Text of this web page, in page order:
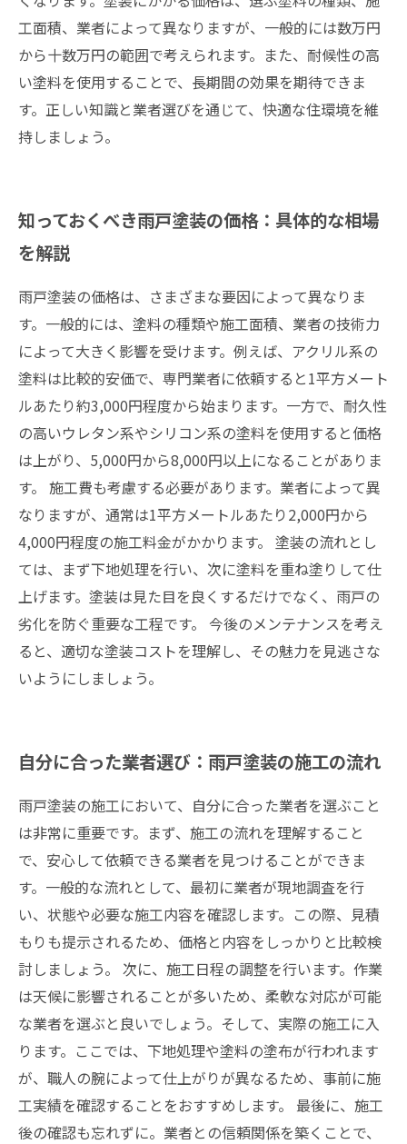
工面積、業者によって異なりますが、一般的には数万円
から十数万円の範囲で考えられます。また、耐候性の高
い塗料を使用することで、長期間の効果を期待できま
す。正しい知識と業者選びを通じて、快適な住環境を維
持しましょう。
知っておくべき雨戸塗装の価格：具体的な相場
を解説
雨戸塗装の価格は、さまざまな要因によって異なりま
す。一般的には、塗料の種類や施工面積、業者の技術力
によって大きく影響を受けます。例えば、アクリル系の
塗料は比較的安価で、専門業者に依頼すると1平方メート
ルあたり約3,000円程度から始まります。一方で、耐久性
の高いウレタン系やシリコン系の塗料を使用すると価格
は上がり、5,000円から8,000円以上になることがありま
す。 施工費も考慮する必要があります。業者によって異
なりますが、通常は1平方メートルあたり2,000円から
4,000円程度の施工料金がかかります。 塗装の流れとし
ては、まず下地処理を行い、次に塗料を重ね塗りして仕
上げます。塗装は見た目を良くするだけでなく、雨戸の
劣化を防ぐ重要な工程です。 今後のメンテナンスを考え
ると、適切な塗装コストを理解し、その魅力を見逃さな
いようにしましょう。
自分に合った業者選び：雨戸塗装の施工の流れ
雨戸塗装の施工において、自分に合った業者を選ぶこと
は非常に重要です。まず、施工の流れを理解すること
で、安心して依頼できる業者を見つけることができま
す。一般的な流れとして、最初に業者が現地調査を行
い、状態や必要な施工内容を確認します。この際、見積
もりも提示されるため、価格と内容をしっかりと比較検
討しましょう。 次に、施工日程の調整を行います。作業
は天候に影響されることが多いため、柔軟な対応が可能
な業者を選ぶと良いでしょう。そして、実際の施工に入
ります。ここでは、下地処理や塗料の塗布が行われます
が、職人の腕によって仕上がりが異なるため、事前に施
工実績を確認することをおすすめします。 最後に、施工
後の確認も忘れずに。業者との信頼関係を築くことで、